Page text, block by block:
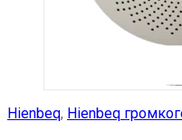
Hienbeq, Hienbeq